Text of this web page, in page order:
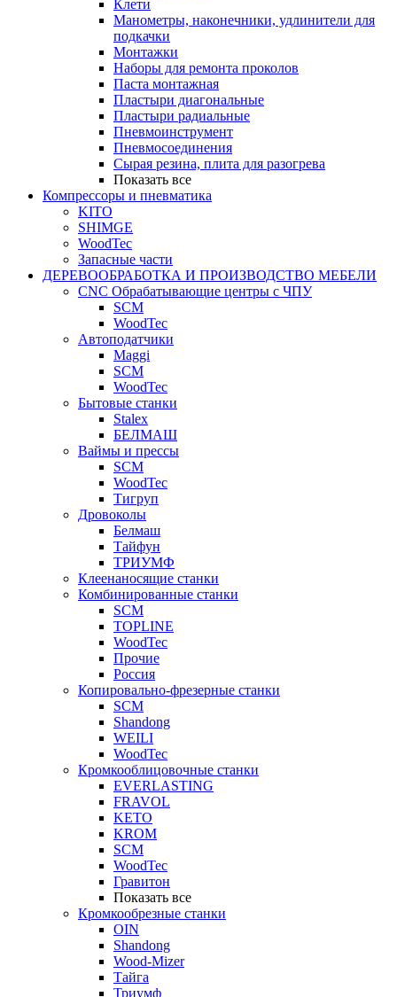
Клети
Манометры, наконечники, удлинители для
подкачки
Монтажки
Наборы для ремонта проколов
Паста монтажная
Пластыри диагональные
Пластыри радиальные
Пневмоинструмент
Пневмосоединения
Сырая резина, плита для разогрева
Показать все
Компрессоры и пневматика
KITO
SHIMGE
WoodTec
Запасные части
ДЕРЕВООБРАБОТКА И ПРОИЗВОДСТВО МЕБЕЛИ
CNC Обрабатывающие центры с ЧПУ
SCM
WoodTec
Автоподатчики
Maggi
SCM
WoodTec
Бытовые станки
Stalex
БЕЛМАШ
Ваймы и прессы
SCM
WoodTec
Тигруп
Дровоколы
Белмаш
Тайфун
ТРИУМФ
Клеенаносящие станки
Комбинированные станки
SCM
TOPLINE
WoodTec
Прочие
Россия
Копировально-фрезерные станки
SCM
Shandong
WEILI
WoodTec
Кромкооблицовочные станки
EVERLASTING
FRAVOL
KETO
KROM
SCM
WoodTec
Гравитон
Показать все
Кромкообрезные станки
OIN
Shandong
Wood-Mizer
Тайга
Триумф